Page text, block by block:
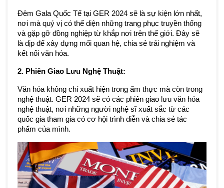
Đêm Gala Quốc Tế tại GER 2024 sẽ là sự kiện lớn nhất,
nơi mà quý vị có thể diện những trang phục truyền thống
và gặp gỡ đồng nghiệp từ khắp nơi trên thế giới. Đây sẽ
là dịp để xây dựng mối quan hệ, chia sẻ trải nghiệm và
kết nối văn hóa.
2. Phiên Giao Lưu Nghệ Thuật:
Văn hóa không chỉ xuất hiện trong ẩm thực mà còn trong
nghệ thuật. GER 2024 sẽ có các phiên giao lưu văn hóa
nghệ thuật, nơi những người nghệ sĩ xuất sắc từ các
quốc gia tham gia có cơ hội trình diễn và chia sẻ tác
phẩm của mình.